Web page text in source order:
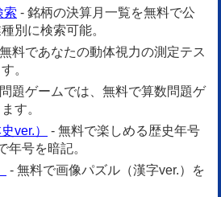
索 - 銘柄の決算月一覧を無料で公
別に検索可能。
料であなたの動体視力の測定テス
。
題ゲームでは、無料で算数問題ゲ
す。
ver.）
- 無料で楽しめる歴史年号
年号を暗記。
- 無料で画像パズル（漢字ver.）を